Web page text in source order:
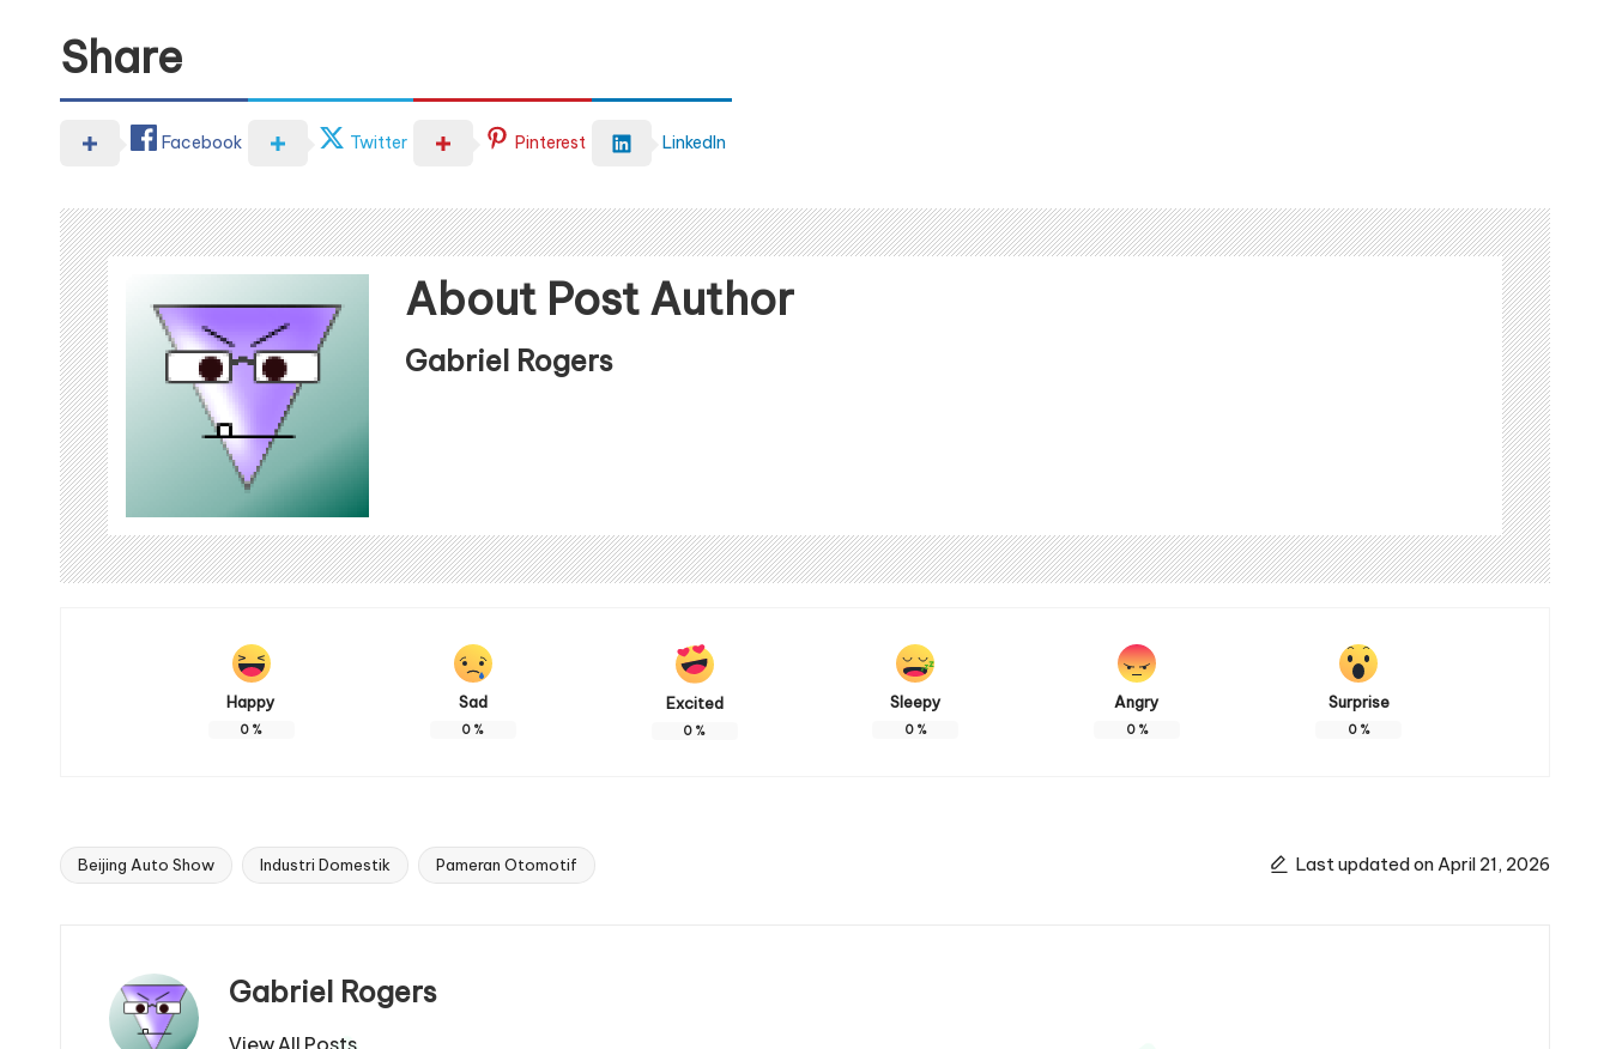
Share
Facebook Twitter Pinterest LinkedIn
About Post Author
Gabriel Rogers
Happy
0 %
Sad
0 %
Excited
0 %
Sleepy
0%
Angry
0%
Surprise
0%
Tags:
Beijing Auto Show Industri Domestik Pameran Otomotif Last updated on April 21, 2026
Gabriel Rogers
View All Posts